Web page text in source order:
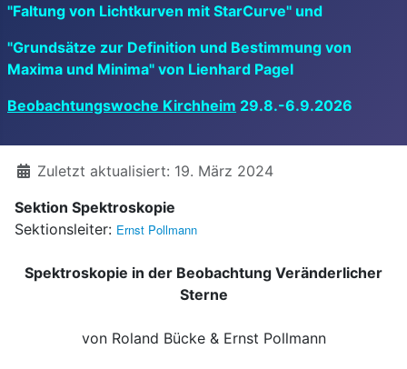
"Faltung von Lichtkurven mit StarCurve" und
"Grundsätze zur Definition und Bestimmung von
Maxima und Minima" von Lienhard Pagel
Beobachtungswoche Kirchheim 29.8.-6.9.2026
DetailsZuletzt aktualisiert: 19. März 2024
Sektion Spektroskopie
Sektionsleiter: Ernst Pollmann
Spektroskopie in der Beobachtung Veränderlicher
Sterne
von Roland Bücke & Ernst Pollmann